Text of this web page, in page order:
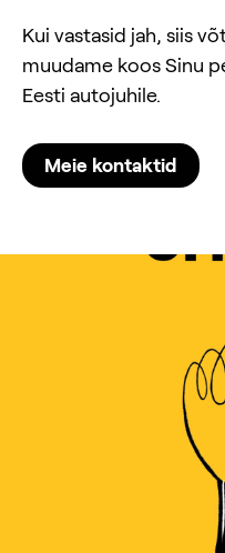
Kui vastasid jah, siis
muudame koos Sinu
Eesti autojuhile.
Meie kontaktid